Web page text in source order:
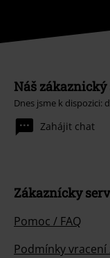
Náš
Dnes jsme k dispozici:
Zahájit chat
Zákaznícky
Pomoc / FAQ
Podmínky vracení